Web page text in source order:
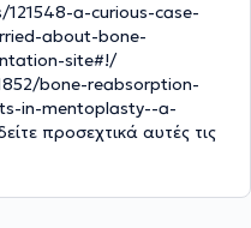
a-curious-case-
about-bone-
site#!/
bone-reabsorption-
in-mentoplasty--a-
προσεχτικά αυτές τις